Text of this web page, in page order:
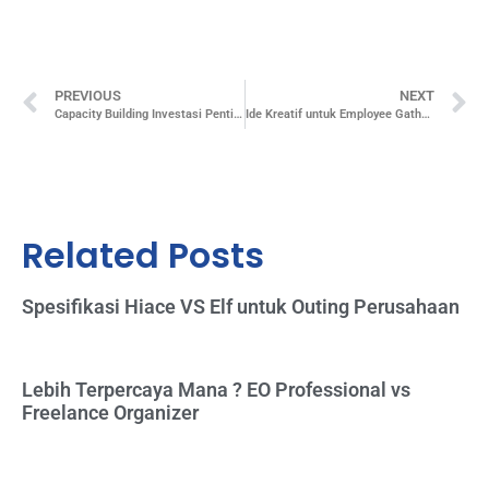
PREVIOUS
Capacity Building Investasi Penting untuk Keberhasilan Tim
NEXT
Ide Kreatif untuk Employee Gathering yang Seru dan Berkesan
Related Posts
Spesifikasi Hiace VS Elf untuk Outing Perusahaan
Lebih Terpercaya Mana ? EO Professional vs
Freelance Organizer